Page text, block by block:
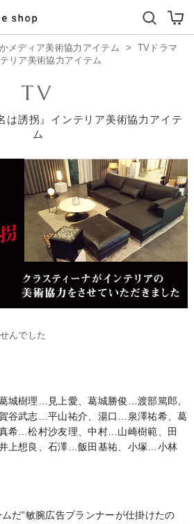
メディア美術協力アイテム >
TVドラマ
リア美術協力アイテム
TV
は誘拐』インテリア美術協力アイテ
ム
んでした
城樹理…見上愛、葛城勝俊…渡部篤郎、
谷武志…平山祐介、湯口…泉澤祐希、葛
希…松村沙友理、中村…山崎樹範、田
上想良、石澤…飯田基祐、小塚…小林
だ”敏腕広告プランナーが仕掛けたの